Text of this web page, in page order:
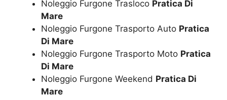
Noleggio Furgone Trasloco Pratica Di
Mare
Noleggio Furgone Trasporto Auto Pratica
Di Mare
Noleggio Furgone Trasporto Moto Pratica
Di Mare
Noleggio Furgone Weekend Pratica Di
Mare